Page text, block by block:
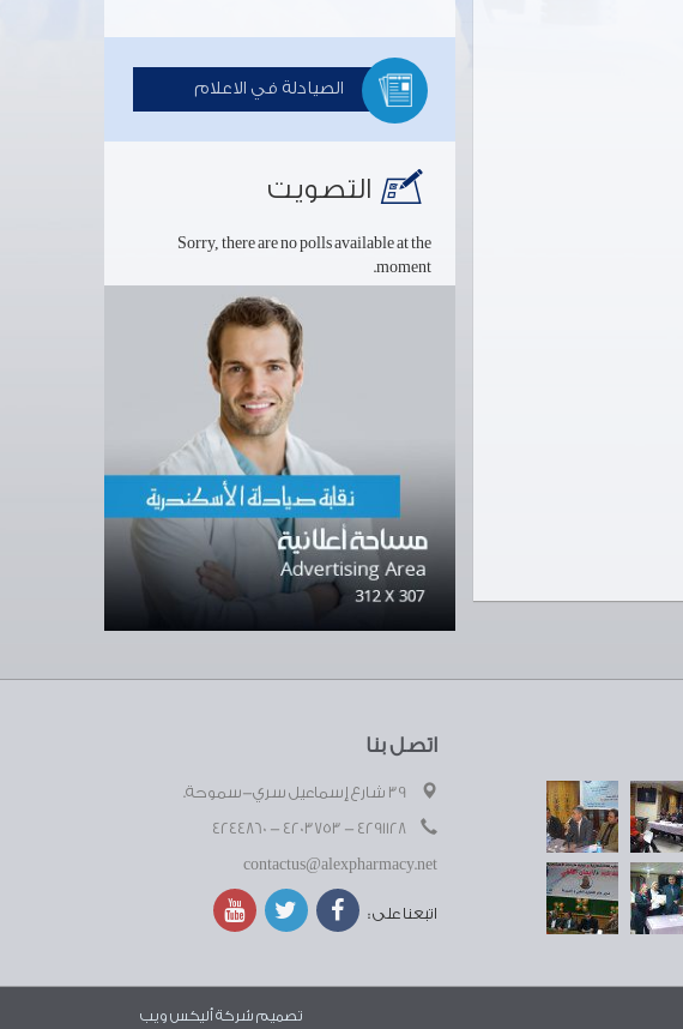
الصيادلة في الاعلام
التصويت
Sorry, there are no polls available at the
moment.
اتصل بنا
contactus@alexpharmacy.net
اتبعنا على :
تصميم شركةأليكس ويب